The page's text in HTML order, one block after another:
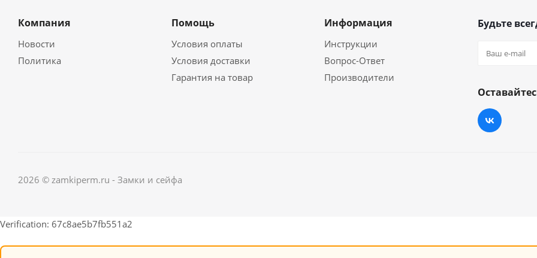
Компания
Новости
Политика
Помощь
Условия оплаты
Условия доставки
Гарантия на товар
Информация
Инструкции
Вопрос-Ответ
Производители
Будьте
2026 © zamkiperm.ru - Замки и сейфа
Verification: 67c8ae5b7fb551a2